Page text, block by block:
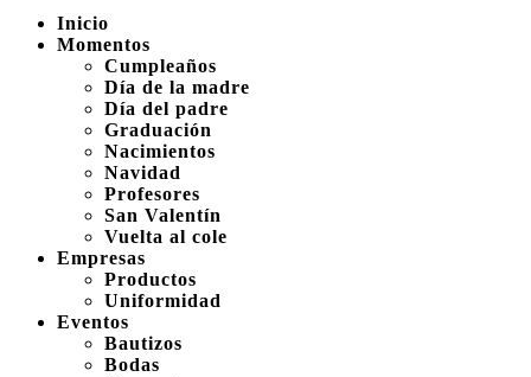
Inicio
Momentos
Cumpleaños
Día de la madre
Día del padre
Graduación
Nacimientos
Navidad
Profesores
San Valentín
Vuelta al cole
Empresas
Productos
Uniformidad
Eventos
Bautizos
Bodas